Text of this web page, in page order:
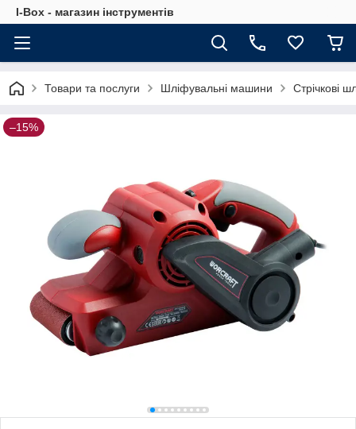
I-Box - магазин інструментів
Товари та послуги Шліфувальні машини Стрічкові
–15%